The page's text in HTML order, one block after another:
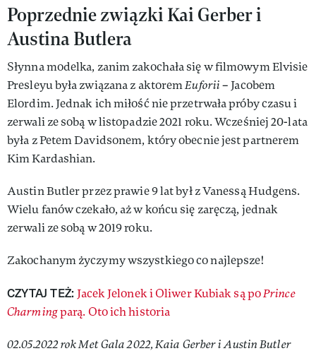
Poprzednie związki Kai Gerber i
Austina Butlera
Słynna modelka, zanim zakochała się w filmowym Elvisie
Presleyu była związana z aktoremEuforii– Jacobem
Elordim. Jednak ich miłość nie przetrwała próby czasu i
zerwali ze sobą w listopadzie 2021 roku. Wcześniej 20-lata
była z Petem Davidsonem, który obecnie jest partnerem
Kim Kardashian.
Austin Butler przez prawie 9 lat był z Vanessą Hudgens.
Wielu fanów czekało, aż w końcu się zaręczą, jednak
zerwali ze sobą w 2019 roku.
Zakochanym życzymy wszystkiego co najlepsze!
CZYTAJ TEŻ: Jacek Jelonek i Oliwer Kubiak są poPrince
Charmingparą. Oto ich historia
02.05.2022 rok Met Gala 2022, Kaia Gerber i Austin Butler